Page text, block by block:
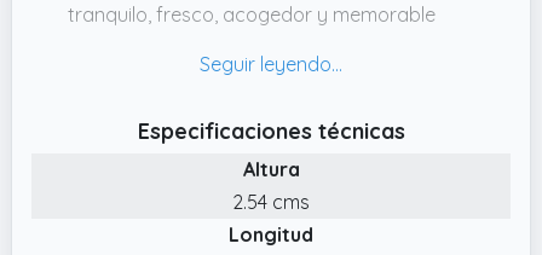
tranquilo, fresco, acogedor y memorable
aromaterapia para el automóvil, sino
sean amigos, familiares, propietarios de
automóviles o entusiastas, puede mostrar su
gusto con un empaque exquisito y una
fragancia elegante, haciendo que cada
Especificaciones técnicas
Altura
2.54 cms
Longitud